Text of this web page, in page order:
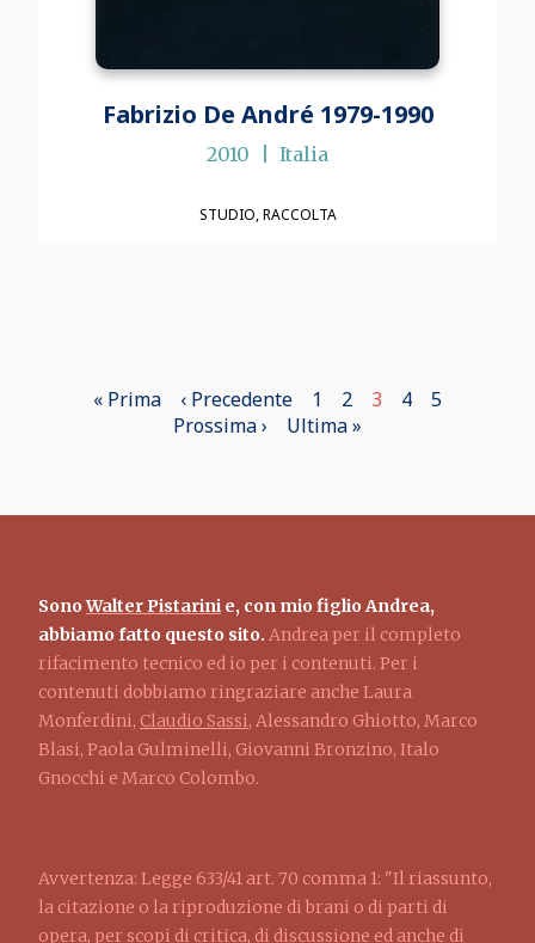
Fabrizio De André 1979-1990
2010 Italia
STUDIO RACCOLTA
Prima
« Prima
Pagina
precedente
‹ Precedente Page
1 Page
2
Pagina
3 Page
4 Page
5
Pagina
Prossima ›
Ultima
Ultima »
SonoWalter Pistarini e, con mio figlio Andrea,
abbiamo fatto questo sito. Andrea per il completo
rifacimento tecnico ed io per i contenuti. Per i
contenuti dobbiamo ringraziare anche Laura
Monferdini, Claudio Sassi, Alessandro Ghiotto, Marco
Blasi, Paola Gulminelli, Giovanni Bronzino, Italo
Gnocchi e Marco Colombo.
Avvertenza: Legge 633/41 art. 70 comma 1: "Il riassunto,
la citazione o la riproduzione di brani o di parti di
opera, per scopi di critica, di discussione ed anche di